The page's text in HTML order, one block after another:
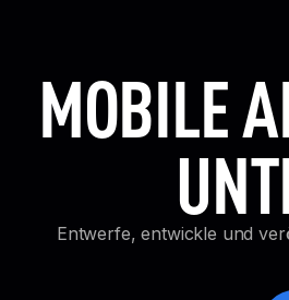
MOBILE
Entwerfe, entwickle und